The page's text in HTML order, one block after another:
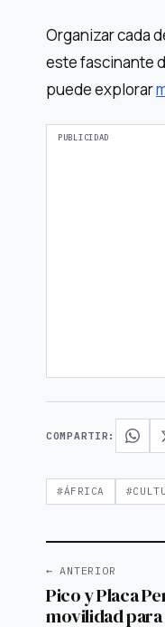
Organizar cada
este fascinante
puede explorar
COMPARTIR:
#ÁFRICA
← ANTERIOR
Pico y Placa
movilidad para